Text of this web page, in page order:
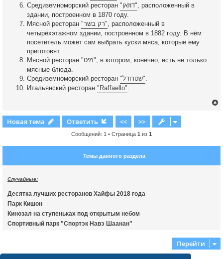
Средиземноморский ресторан
"דוזאן" , расположенный в
здании, построенном в 1870 году.
Мясной ресторан
"רק בשר" , расположенный в
четырёхэтажном здании, построенном в 1882 году. В нём
посетитель может сам выбрать куски мяса, которые ему
приготовят.
Мясной ресторан
"מיט" , в котором, конечно, есть не только
мясные блюда.
Средиземноморский ресторан
"שטרודל"
Итальянский ресторан "Raffaello"
т
с
у
Новая тема Ответить << >>
Сообщений: 1 • Страница 1 из 1
Темы данного раздела
Случайные:
Десятка лучших ресторанов Хайфы 2018 года
Парк Кишон
Кинозал на ступеньках под открытым небом
Спортивный парк "Спортэк Навэ Шаанан"
Перейти